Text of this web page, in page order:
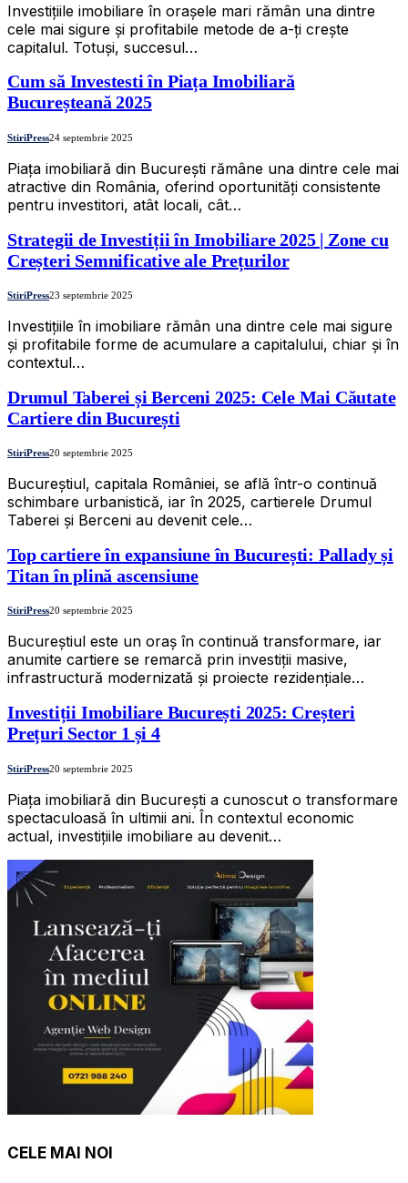
Investițiile imobiliare în orașele mari rămân una dintre
cele mai sigure și profitabile metode de a-ți crește
capitalul. Totuși, succesul…
Cum să Investesti în Piața Imobiliară
Bucureșteană 2025
StiriPress24 septembrie 2025
Piața imobiliară din București rămâne una dintre cele mai
atractive din România, oferind oportunități consistente
pentru investitori, atât locali, cât…
Strategii de Investiții în Imobiliare 2025 | Zone cu
Creșteri Semnificative ale Prețurilor
StiriPress23 septembrie 2025
Investițiile în imobiliare rămân una dintre cele mai sigure
și profitabile forme de acumulare a capitalului, chiar și în
contextul…
Drumul Taberei și Berceni 2025: Cele Mai Căutate
Cartiere din București
StiriPress20 septembrie 2025
Bucureștiul, capitala României, se află într-o continuă
schimbare urbanistică, iar în 2025, cartierele Drumul
Taberei și Berceni au devenit cele…
Top cartiere în expansiune în București: Pallady și
Titan în plină ascensiune
StiriPress20 septembrie 2025
Bucureștiul este un oraș în continuă transformare, iar
anumite cartiere se remarcă prin investiții masive,
infrastructură modernizată și proiecte rezidențiale…
Investiții Imobiliare București 2025: Creșteri
Prețuri Sector 1 și 4
StiriPress20 septembrie 2025
Piața imobiliară din București a cunoscut o transformare
spectaculoasă în ultimii ani. În contextul economic
actual, investițiile imobiliare au devenit…
CELE MAI NOI